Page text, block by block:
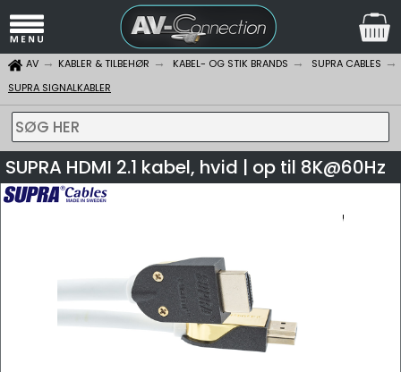
AV KABLER & TILBEHØR KABEL- OG STIK BRANDS
SUPRA CABLES
SUPRA SIGNALKABLER
SØG HER
SUPRA HDMI 2.1 kabel, hvid | op til 8K@60Hz